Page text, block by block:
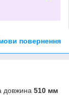
повернення
довжина 510 мм